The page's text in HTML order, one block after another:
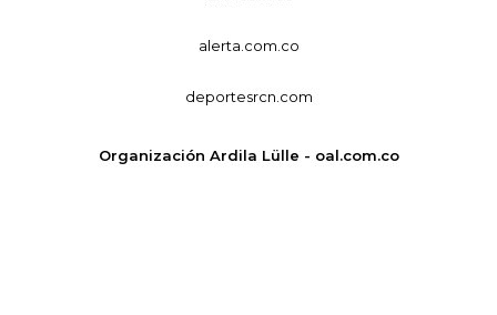
alerta.com.co
deportesrcn.com
Organización Ardila Lülle - oal.com.co